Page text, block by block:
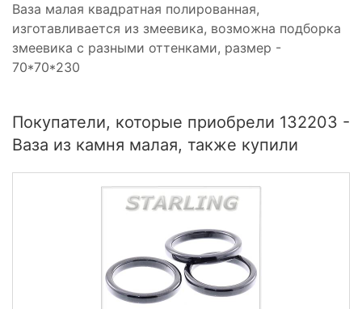
Ваза малая квадратная полированная,
изготавливается из змеевика, возможна подборка
змеевика с разными оттенками, размер -
70*70*230
Покупатели, которые приобрели 132203 -
Ваза из камня малая, также купили